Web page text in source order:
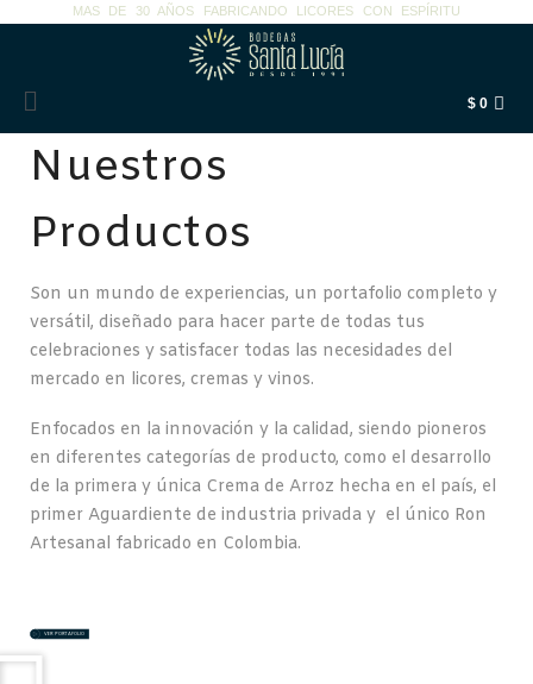
MAS DE 30 AÑOS FABRICANDO LICORES CON ESPÍRITU
$ 0
Nuestros
Productos
Son un mundo de experiencias, un portafolio completo y
versátil, diseñado para hacer parte de todas tus
celebraciones y satisfacer todas las necesidades del
mercado en licores, cremas y vinos.
Enfocados en la innovación y la calidad, siendo pioneros
en diferentes categorías de producto, como el desarrollo
de la primera y única Crema de Arroz hecha en el país, el
primer Aguardiente de industria privada y el único Ron
Artesanal fabricado en Colombia.
VER PORTAFOLIO